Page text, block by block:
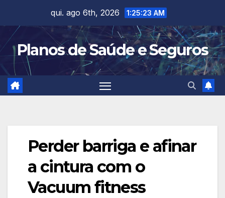
content
qui. ago 6th, 2026 1:25:24 AM
Planos de Saúde e Seguros
Perder barriga e afinar
a cintura com o
Vacuum fitness